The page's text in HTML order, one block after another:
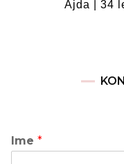
Ajda | 34
Ime *